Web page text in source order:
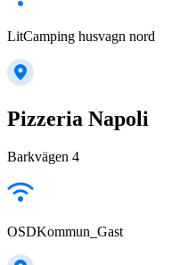
LitCamping husvagn nord
Pizzeria Napoli
Barkvägen 4
OSDKommun_Gast